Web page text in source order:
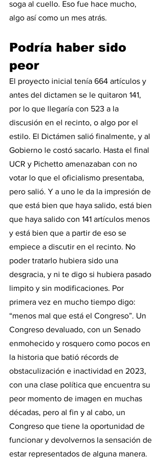
soga al cuello. Eso fue hace mucho,
algo así como un mes atrás.
Podría haber sido
peor
El proyecto inicial tenía 664 artículos y
antes del dictamen se le quitaron 141,
por lo que llegaría con 523 a la
discusión en el recinto, o algo por el
estilo. El Dictámen salió finalmente, y al
Gobierno le costó sacarlo. Hasta el final
UCR y Pichetto amenazaban con no
votar lo que el oficialismo presentaba,
pero salió. Y a uno le da la impresión de
que está bien que haya salido, está bien
que haya salido con 141 artículos menos
y está bien que a partir de eso se
empiece a discutir en el recinto. No
poder tratarlo hubiera sido una
desgracia, y ni te digo si hubiera pasado
limpito y sin modificaciones. Por
primera vez en mucho tiempo digo:
“menos mal que está el Congreso”. Un
Congreso devaluado, con un Senado
enmohecido y rosquero como pocos en
la historia que batió récords de
obstaculización e inactividad en 2023,
con una clase política que encuentra su
peor momento de imagen en muchas
décadas, pero al fin y al cabo, un
Congreso que tiene la oportunidad de
funcionar y devolvernos la sensación de
estar representados de alguna manera.